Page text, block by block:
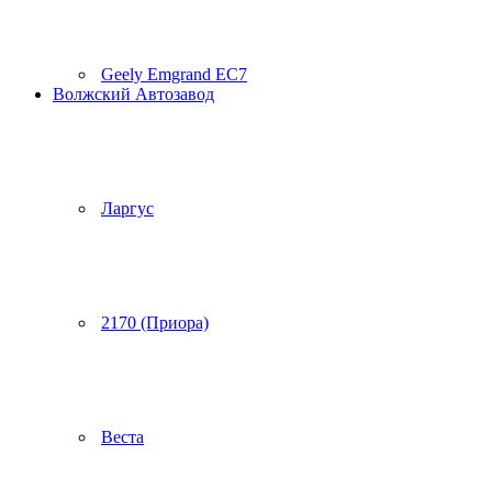
Geely Emgrand EC7
Волжский Автозавод
Ларгус
2170 (Приора)
Веста